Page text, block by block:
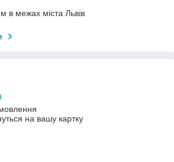
в межах міста Львів
на вашу картку